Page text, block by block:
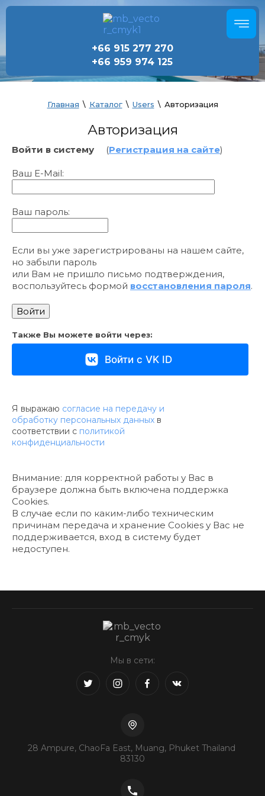
+66 915 277 270
+66 959 974 125
Главная \ Каталог \ Users \ Авторизация
Авторизация
Войти в систему (Регистрация на сайте)
Ваш E-Mail:
Ваш пароль:
Если вы уже зарегистрированы на нашем сайте,
но забыли пароль
или Вам не пришло письмо подтверждения,
воспользуйтесь формой восстановления пароля.
Также Вы можете войти через:
Войти с VK ID
Я выражаю согласие на передачу и
обработку персональных данных в
соответствии с политикой
конфиденциальности
Внимание: для корректной работы у Вас в
браузере должна быть включена поддержка
Cookies.
В случае если по каким-либо техническим
причинам передача и хранение Cookies у Вас не
поддерживается, вход в систему будет
недоступен.
Мы в сети:
28 Ampure, ChaoFa East, Muang, Phuket Thailand
83130